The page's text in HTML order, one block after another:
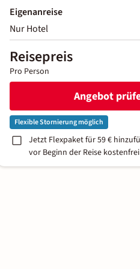
Eigenanreise
Nur Hotel
Reisepreis
Pro Person
Angebot
Flexible Stornierung möglich
Jetzt Flexpaket für 59 €
vor Beginn der Reise